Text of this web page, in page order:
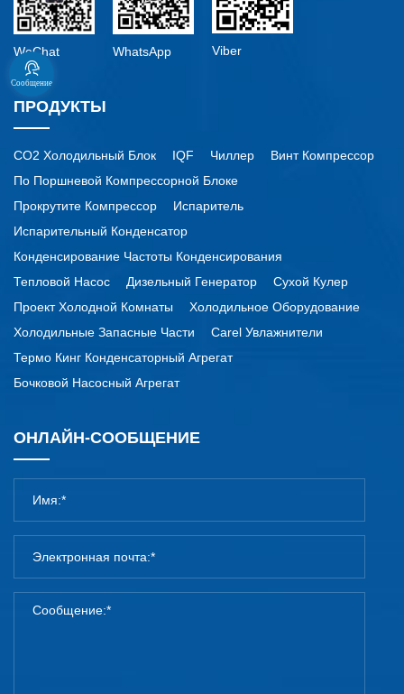
Сообщение
WeChat WhatsApp Viber
ПРОДУКТЫ
CO2 Холодильный Блок IQF Чиллер
Винт Компрессор
По Поршневой Компрессорной Блоке
Прокрутите Компрессор
Испаритель
Испарительный Конденсатор
Конденсирование Частоты Конденсирования
Тепловой Насос
Дизельный Генератор
Сухой Кулер
Проект Холодной Комнаты
Холодильное Оборудование
Холодильные Запасные Части
Carel Увлажнители
Термо Кинг Конденсаторный Агрегат
Бочковой Насосный Агрегат
ОНЛАЙН-СООБЩЕНИЕ